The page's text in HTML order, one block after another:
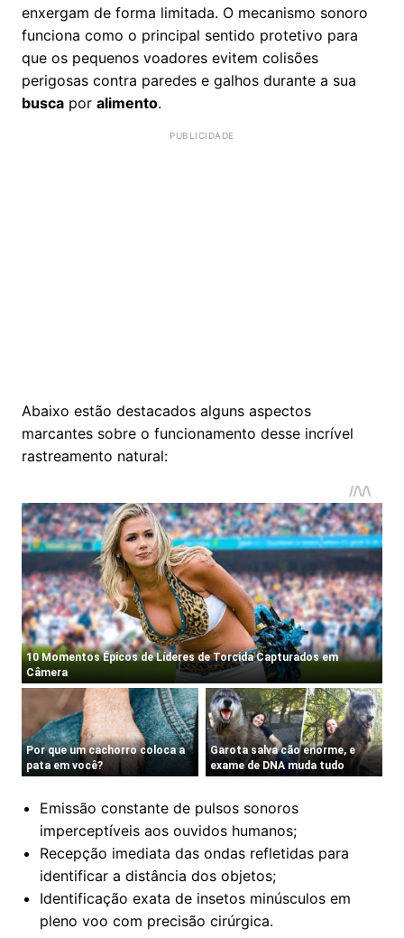
enxergam de forma limitada. O mecanismo sonoro
funciona como o principal sentido protetivo para
que os pequenos voadores evitem colisões
perigosas contra paredes e galhos durante a sua
busca por alimento.
Abaixo estão destacados alguns aspectos
marcantes sobre o funcionamento desse incrível
rastreamento natural:
Emissão constante de pulsos sonoros
imperceptíveis aos ouvidos humanos;
Recepção imediata das ondas refletidas para
identificar a distância dos objetos;
Identificação exata de insetos minúsculos em
pleno voo com precisão cirúrgica.